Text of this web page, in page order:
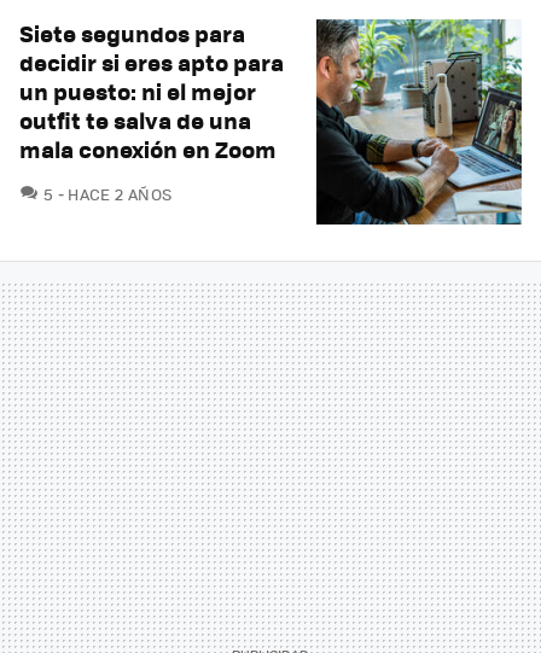
Siete segundos para
decidir si eres apto para
un puesto: ni el mejor
outfit te salva de una
mala conexión en Zoom
5 COMENTARIOS
HACE 2 AÑOS